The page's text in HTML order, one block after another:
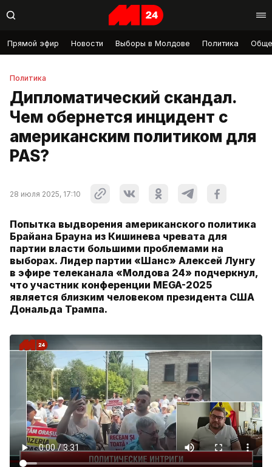
Прямой эфир Новости Выборы в Молдове Политика
Политика
Дипломатический скандал.
Чем обернется инцидент с
американским политиком для
PAS?
28 июля 2025, 17:10
Попытка выдворения американского политика
Брайана Брауна из Кишинева чревата для
партии власти большими проблемами на
выборах. Лидер партии «Шанс» Алексей Лунгу
в эфире телеканала «Молдова 24» подчеркнул,
что участник конференции MEGA-2025
является близким человеком президента США
Дональда Трампа.